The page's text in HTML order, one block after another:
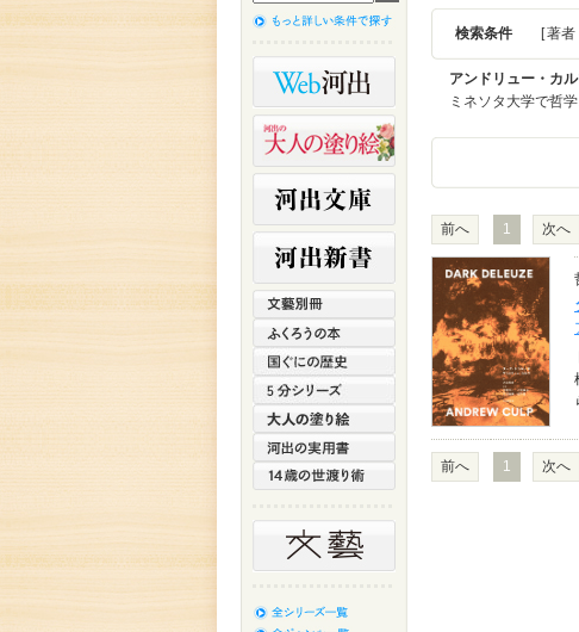
検索条件 [ 著者
アンドリュー・カ
ミネソタ大学で哲
前へ 1 次へ
前へ 1 次へ